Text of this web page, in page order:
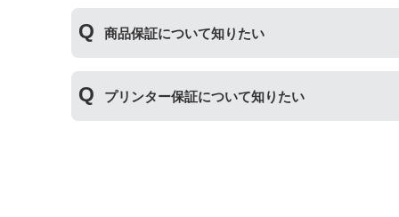
た、保管の際は直射日光の当たらない冷暗所で
商品保証について知りたい
保証期間：ご購入日から１年間
トラブルが発生した際、サポートスタッフにご
・商品を返送する前に必ず当店までご連絡をい
プリンター保証について知りたい
当店のインクが原因でトラブルが発生し、サ